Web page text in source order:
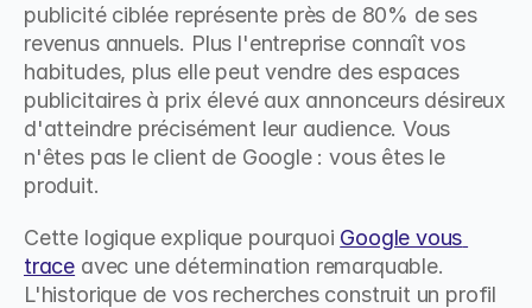
publicité ciblée représente près de 80% de ses
revenus annuels. Plus l'entreprise connaît vos
habitudes, plus elle peut vendre des espaces
publicitaires à prix élevé aux annonceurs désireux
d'atteindre précisément leur audience. Vous
n'êtes pas le client de Google : vous êtes le
produit.
Cette logique explique pourquoi Google vous
trace avec une détermination remarquable.
L'historique de vos recherches construit un profil